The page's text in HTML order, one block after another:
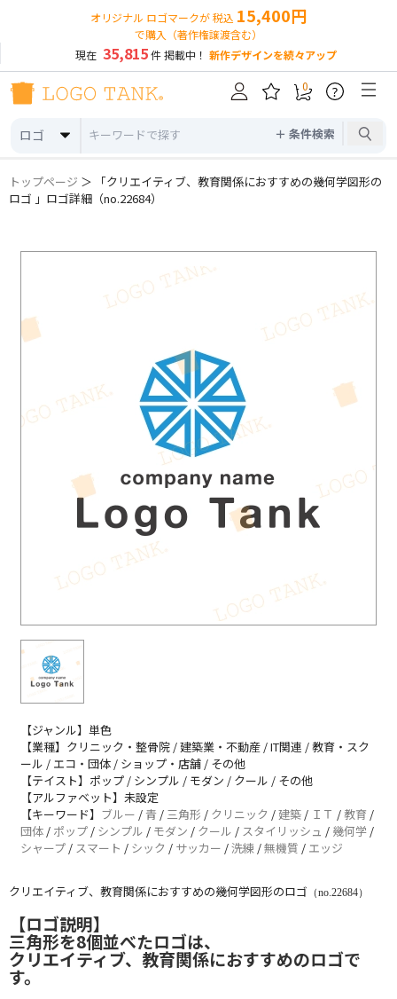
オリジナル ロゴマークが 税込 15,400円
で購入（著作権譲渡含む）
現在 35,815件 掲載中！ 新作デザインを続々アップ
ロゴ ＋ 条件検索
0 ?
トップページ ＞ 「クリエイティブ、教育関係におすすめの幾何学図形の
ロゴ 」ロゴ詳細（no.22684）
【ジャンル】単色
【業種】クリニック・整骨院 / 建築業・不動産 / IT関連 / 教育・スク
ール / エコ・団体 / ショップ・店舗 / その他
【テイスト】ポップ / シンプル / モダン / クール / その他
【アルファベット】未設定
【キーワード】 ブルー / 青 / 三角形 / クリニック /建築 / ＩＴ / 教育 /
団体 / ポップ / シンプル / モダン / クール / スタイリッシュ / 幾何学 /
シャープ / スマート / シック / サッカー /洗練 /無機質 / エッジ
クリエイティブ、教育関係におすすめの幾何学図形のロゴ （no.22684）
【ロゴ説明】
三角形を8個並べたロゴは、
クリエイティブ、教育関係におすすめのロゴで
す。